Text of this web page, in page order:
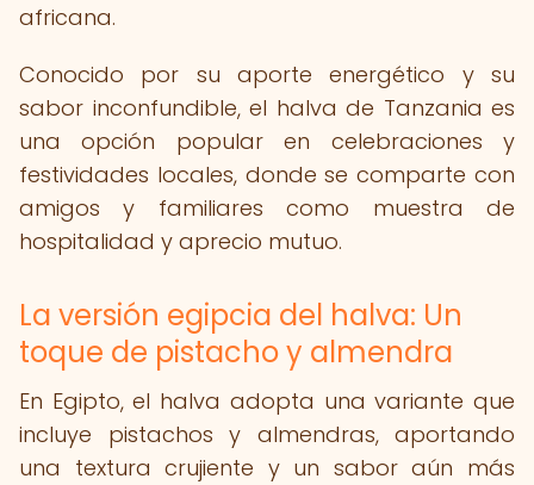
africana.
Conocido por su aporte energético y su
sabor inconfundible, el halva de Tanzania es
una opción popular en celebraciones y
festividades locales, donde se comparte con
amigos y familiares como muestra de
hospitalidad y aprecio mutuo.
La versión egipcia del halva: Un
toque de pistacho y almendra
En Egipto, el halva adopta una variante que
incluye pistachos y almendras, aportando
una textura crujiente y un sabor aún más